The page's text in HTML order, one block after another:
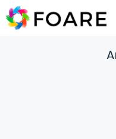
Saltar
al